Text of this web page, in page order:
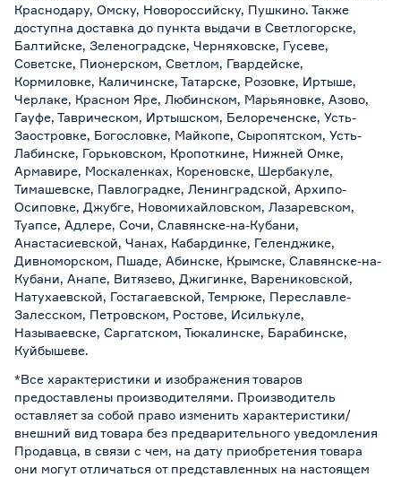
Краснодару, Омску, Новороссийску, Пушкино. Также
доступна доставка до пункта выдачи в Светлогорске,
Балтийске, Зеленоградске, Черняховске, Гусеве,
Советске, Пионерском, Светлом, Гвардейске,
Кормиловке, Каличинске, Татарске, Розовке, Иртыше,
Черлаке, Красном Яре, Любинском, Марьяновке, Азово,
Гауфе, Таврическом, Иртышском, Белореченске, Усть-
Заостровке, Богословке, Майкопе, Сыропятском, Усть-
Лабинске, Горьковском, Кропоткине, Нижней Омке,
Армавире, Москаленках, Кореновске, Шербакуле,
Тимашевске, Павлоградке, Ленинградской, Архипо-
Осиповке, Джубге, Новомихайловском, Лазаревском,
Туапсе, Адлере, Сочи, Славянске-на-Кубани,
Анастасиевской, Чанах, Кабардинке, Геленджике,
Дивноморском, Пшаде, Абинске, Крымске, Славянске-на-
Кубани, Анапе, Витязево, Джигинке, Варениковской,
Натухаевской, Гостагаевской, Темрюке, Переславле-
Залесском, Петровском, Ростове, Исилькуле,
Называевске, Саргатском, Тюкалинске, Барабинске,
Куйбышеве.
*Все характеристики и изображения товаров
предоставлены производителями. Производитель
оставляет за собой право изменить характеристики/
внешний вид товара без предварительного уведомления
Продавца, в связи с чем, на дату приобретения товара
они могут отличаться от представленных на настоящем